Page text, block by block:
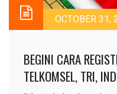
OCTOBER 31,
BEGINI CARA
TELKOMSEL, TRI,